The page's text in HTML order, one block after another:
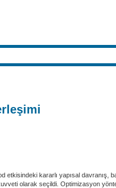
kararlı yapısal davranış,
olarak seçildi. Optimizasyon